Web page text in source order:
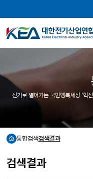
전기로 열어가는 국민행복세상 '혁
홈통합검색검색결과
검색결과